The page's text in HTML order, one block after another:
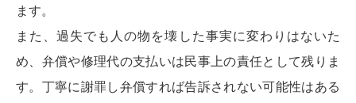
ます。
また、過失でも人の物を壊した事実に変わりはないた
め、弁償や修理代の支払いは民事上の責任として残りま
す。丁寧に謝罪し弁償すれば告訴されない可能性はある